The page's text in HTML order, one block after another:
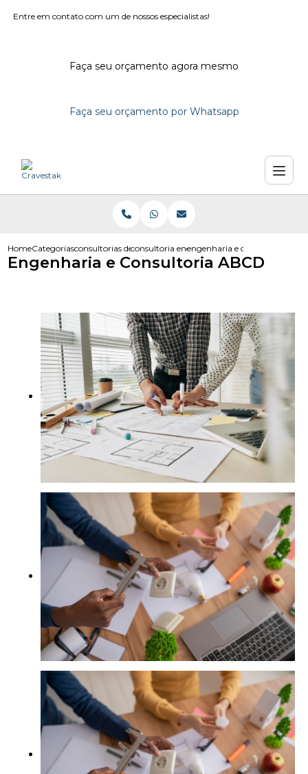
Entre em contato com um de nossos especialistas!
Faça seu orçamento agora mesmo
Faça seu orçamento por Whatsapp
HomeCategoriasconsultorias de engenhariaconsultoria engenharia em sao paulo
engenharia e consultoria abcd
Engenharia e Consultoria ABCD